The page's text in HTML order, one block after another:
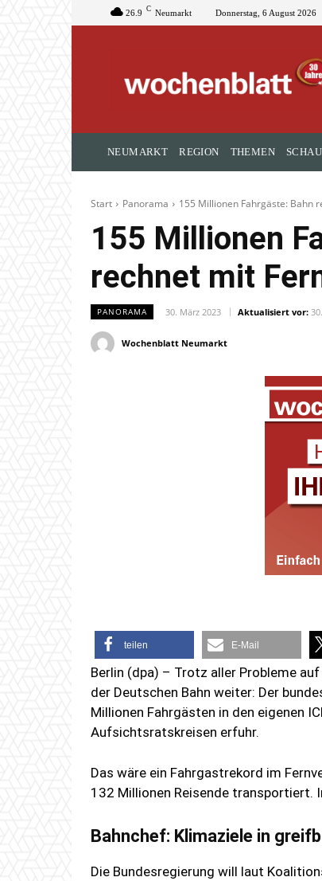
26.9 C Neumarkt Donnerstag, 6 August 2026
NEUMARKT REGION THEMEN
Start Panorama 155 Millionen Fahrgäste: Bahn
155 Millionen
rechnet mit
PANORAMA 30. März 2023 Aktualisiert vor:
Wochenblatt Neumarkt
teilen E-Mail
Berlin (dpa) – Trotz aller Probleme
der Deutschen Bahn weiter: Der
Millionen Fahrgästen in den eigenen
Aufsichtsratskreisen erfuhr.
Das wäre ein Fahrgastrekord im
132 Millionen Reisende transportiert.
Bahnchef: Klimaziele in
Die Bundesregierung will laut